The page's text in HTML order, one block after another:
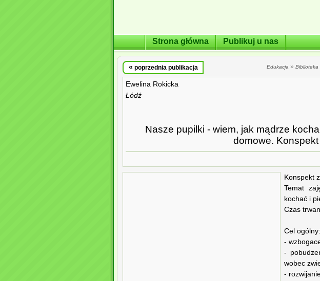
Strona główna Publikuj u nas
« poprzednia publikacja Edukacja » Biblioteka
Ewelina Rokicka
Łódź
Nasze pupilki - wiem, jak mądrze
domowe.
Konspekt
Temat
kochać i
Czas
Cel ogólny:
-
-
wobec
-